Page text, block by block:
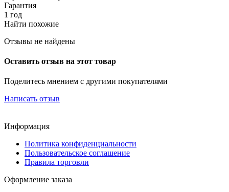
Гарантия
1 год
Найти похожие
Отзывы не найдены
Оставить отзыв на этот товар
Поделитесь мнением с другими покупателями
Написать отзыв
Информация
Политика конфиденциальности
Пользовательское соглашение
Правила торговли
Оформление заказа